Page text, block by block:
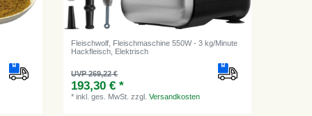
Fleischwolf, Fleischmaschine 550W - 3 kg/Minute
Hackfleisch, Elektrisch
UVP 269,22 €
193,30 € *
*inkl. ges. MwSt. zzgl.Versandkosten